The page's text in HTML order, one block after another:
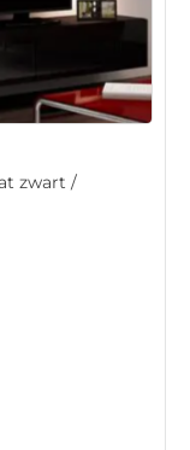
zwart /